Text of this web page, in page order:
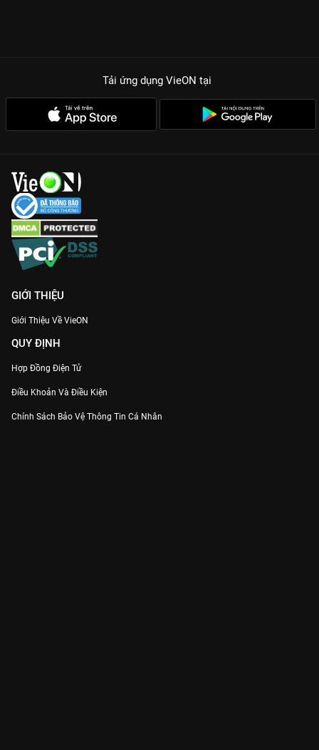
Tải ứng dụng VieON tại
GIỚI THIỆU
Giới Thiệu Về VieON
QUY ĐỊNH
Hợp Đồng Điện Tử
Điều Khoản Và Điều Kiện
Chính Sách Bảo Vệ Thông Tin Cá Nhân